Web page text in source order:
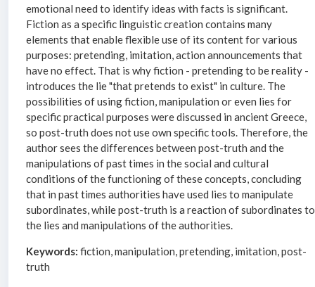
emotional need to identify ideas with facts is significant.
Fiction as a specific linguistic creation contains many
elements that enable flexible use of its content for various
purposes: pretending, imitation, action announcements that
have no effect. That is why fiction - pretending to be reality -
introduces the lie "that pretends to exist" in culture. The
possibilities of using fiction, manipulation or even lies for
specific practical purposes were discussed in ancient Greece,
so post-truth does not use own specific tools. Therefore, the
author sees the differences between post-truth and the
manipulations of past times in the social and cultural
conditions of the functioning of these concepts, concluding
that in past times authorities have used lies to manipulate
subordinates, while post-truth is a reaction of subordinates to
the lies and manipulations of the authorities.
Keywords:fiction, manipulation, pretending, imitation, post-
truth